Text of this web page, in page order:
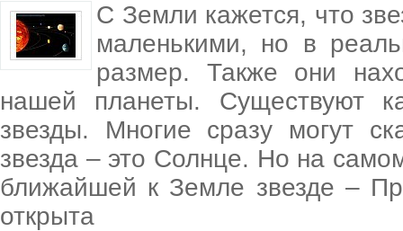
С Земли кажется, что
маленькими, но в
размер. Также они
нашей планеты. Существуют
звезды. Многие сразу могут
звезда – это Солнце. Но на
ближайшей к Земле звезде –
открыта